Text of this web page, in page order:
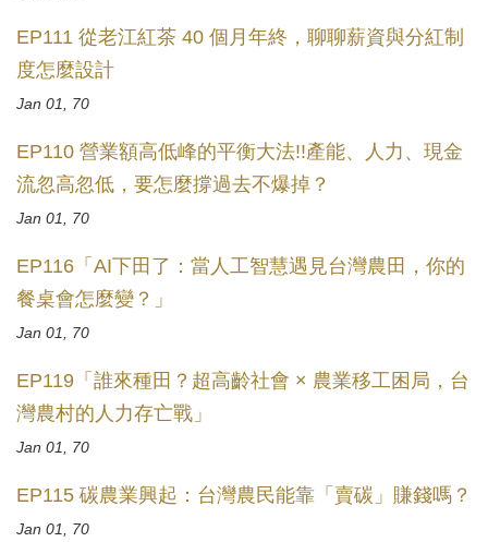
EP111 從老江紅茶 40 個月年終，聊聊薪資與分紅制
度怎麼設計
Jan 01, 70
EP110 營業額高低峰的平衡大法!!產能、人力、現金
流忽高忽低，要怎麼撐過去不爆掉？
Jan 01, 70
EP116「AI下田了：當人工智慧遇見台灣農田，你的
餐桌會怎麼變？」
Jan 01, 70
EP119「誰來種田？超高齡社會 × 農業移工困局，台
灣農村的人力存亡戰」
Jan 01, 70
EP115 碳農業興起：台灣農民能靠「賣碳」賺錢嗎？
Jan 01, 70